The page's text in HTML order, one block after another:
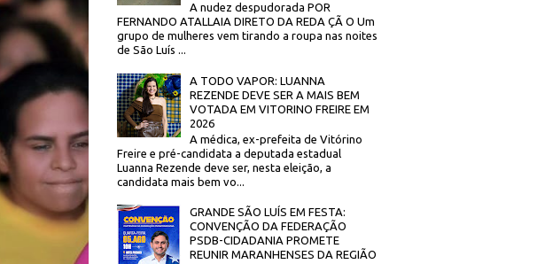
A nudez despudorada POR
FERNANDO ATALLAIA DIRETO DA REDA ÇÃ O Um
grupo de mulheres vem tirando a roupa nas noites
de São Luís ...
A TODO VAPOR: LUANNA
REZENDE DEVE SER A MAIS BEM
VOTADA EM VITORINO FREIRE EM
2026
A médica, ex-prefeita de Vitórino
Freire e pré-candidata a deputada estadual
Luanna Rezende deve ser, nesta eleição, a
candidata mais bem vo...
GRANDE SÃO LUÍS EM FESTA:
CONVENÇÃO DA FEDERAÇÃO
PSDB-CIDADANIA PROMETE
REUNIR MARANHENSES DA REGIÃO